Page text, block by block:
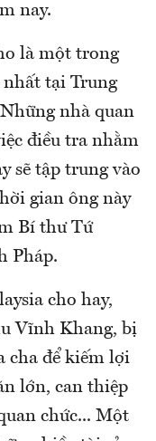
nay.
là một trong
tại Trung
nhà quan
điều tra nhằm
sẽ tập trung vào
gian ông này
Bí thư Tứ
Pháp.
cho hay,
Vĩnh Khang, bị
cha để kiếm lợi
lớn, can thiệp
chức... Một